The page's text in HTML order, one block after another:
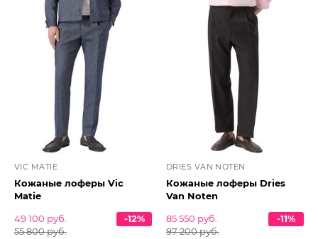
VIC MATIE
Кожаные лоферы Vic
Matie
49 100 руб.
55 800 руб.
-12%
DRIES VAN NOTEN
Кожаные лоферы Dries
Van Noten
85 550 руб.
97 200 руб.
-11%